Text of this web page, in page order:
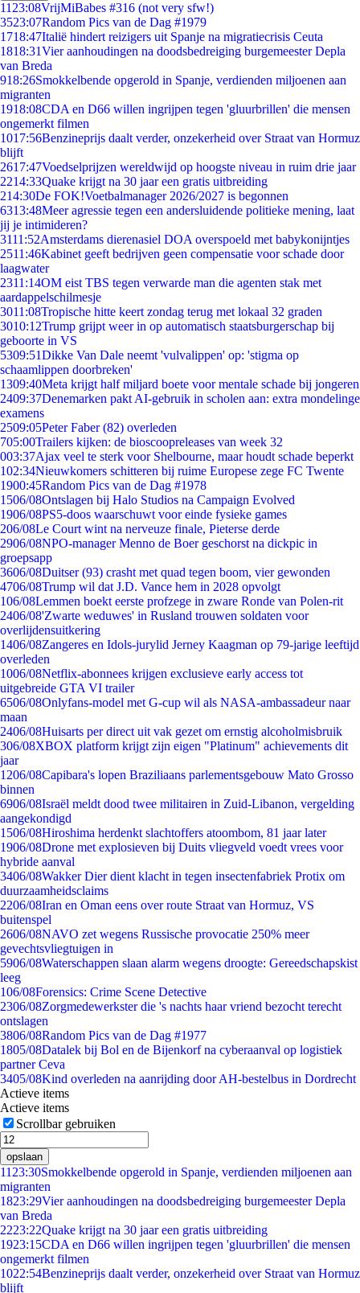
11 23:08VrijMiBabes #316 (not very sfw!)
3523:07Random Pics van de Dag #1979
1718:47Italië hindert reizigers uit Spanje na migratiecrisis Ceuta
1818:31Vier aanhoudingen na doodsbedreiging burgemeester Depla
van Breda
918:26Smokkelbende opgerold in Spanje, verdienden miljoenen aan
migranten
1918:08CDA en D66 willen ingrijpen tegen 'gluurbrillen' die mensen
ongemerkt filmen
1017:56Benzineprijs daalt verder, onzekerheid over Straat van Hormuz
blijft
2617:47Voedselprijzen wereldwijd op hoogste niveau in ruim drie jaar
2214:33Quake krijgt na 30 jaar een gratis uitbreiding
214:30De FOK!Voetbalmanager 2026/2027 is begonnen
6313:48Meer agressie tegen een andersluidende politieke mening, laat
jij je intimideren?
3111:52Amsterdams dierenasiel DOA overspoeld met babykonijntjes
2511:46Kabinet geeft bedrijven geen compensatie voor schade door
laagwater
2311:14OM eist TBS tegen verwarde man die agenten stak met
aardappelschilmesje
3011:08Tropische hitte keert zondag terug met lokaal 32 graden
3010:12Trump grijpt weer in op automatisch staatsburgerschap bij
geboorte in VS
5309:51Dikke Van Dale neemt 'vulvalippen' op: 'stigma op
schaamlippen doorbreken'
1309:40Meta krijgt half miljard boete voor mentale schade bij jongeren
2409:37Denemarken pakt AI-gebruik in scholen aan: extra mondelinge
examens
2509:05Peter Faber (82) overleden
705:00Trailers kijken: de bioscoopreleases van week 32
003:37Ajax veel te sterk voor Shelbourne, maar houdt schade beperkt
102:34Nieuwkomers schitteren bij ruime Europese zege FC Twente
1900:45Random Pics van de Dag #1978
1506/08Ontslagen bij Halo Studios na Campaign Evolved
1906/08PS5-doos waarschuwt voor einde fysieke games
206/08Le Court wint na nerveuze finale, Pieterse derde
2906/08NPO-manager Menno de Boer geschorst na dickpic in
groepsapp
3606/08Duitser (93) crasht met quad tegen boom, vier gewonden
4706/08Trump wil dat J.D. Vance hem in 2028 opvolgt
106/08Lemmen boekt eerste profzege in zware Ronde van Polen-rit
2406/08'Zwarte weduwes' in Rusland trouwen soldaten voor
overlijdensuitkering
1406/08Zangeres en Idols-jurylid Jerney Kaagman op 79-jarige leeftijd
overleden
1006/08Netflix-abonnees krijgen exclusieve early access tot
uitgebreide GTA VI trailer
6506/08Onlyfans-model met G-cup wil als NASA-ambassadeur naar
maan
2406/08Huisarts per direct uit vak gezet om ernstig alcoholmisbruik
306/08XBOX platform krijgt zijn eigen "Platinum" achievements dit
jaar
1206/08Capibara's lopen Braziliaans parlementsgebouw Mato Grosso
binnen
6906/08Israël meldt dood twee militairen in Zuid-Libanon, vergelding
aangekondigd
1506/08Hiroshima herdenkt slachtoffers atoombom, 81 jaar later
1906/08Drone met explosieven bij Duits vliegveld voedt vrees voor
hybride aanval
3406/08Wakker Dier dient klacht in tegen insectenfabriek Protix om
duurzaamheidsclaims
2206/08Iran en Oman eens over route Straat van Hormuz, VS
buitenspel
2606/08NAVO zet wegens Russische provocatie 250% meer
gevechtsvliegtuigen in
5906/08Waterschappen slaan alarm wegens droogte: Gereedschapskist
leeg
106/08Forensics: Crime Scene Detective
2306/08Zorgmedewerkster die 's nachts haar vriend bezocht terecht
ontslagen
3806/08Random Pics van de Dag #1977
1805/08Datalek bij Bol en de Bijenkorf na cyberaanval op logistiek
partner Ceva
3405/08Kind overleden na aanrijding door AH-bestelbus in Dordrecht
Actieve items
Actieve items
Scrollbar gebruiken
opslaan
11 23:30Smokkelbende opgerold in Spanje, verdienden miljoenen aan
migranten
1823:29Vier aanhoudingen na doodsbedreiging burgemeester Depla
van Breda
2223:22Quake krijgt na 30 jaar een gratis uitbreiding
1923:15CDA en D66 willen ingrijpen tegen 'gluurbrillen' die mensen
ongemerkt filmen
1022:54Benzineprijs daalt verder, onzekerheid over Straat van Hormuz
blijft